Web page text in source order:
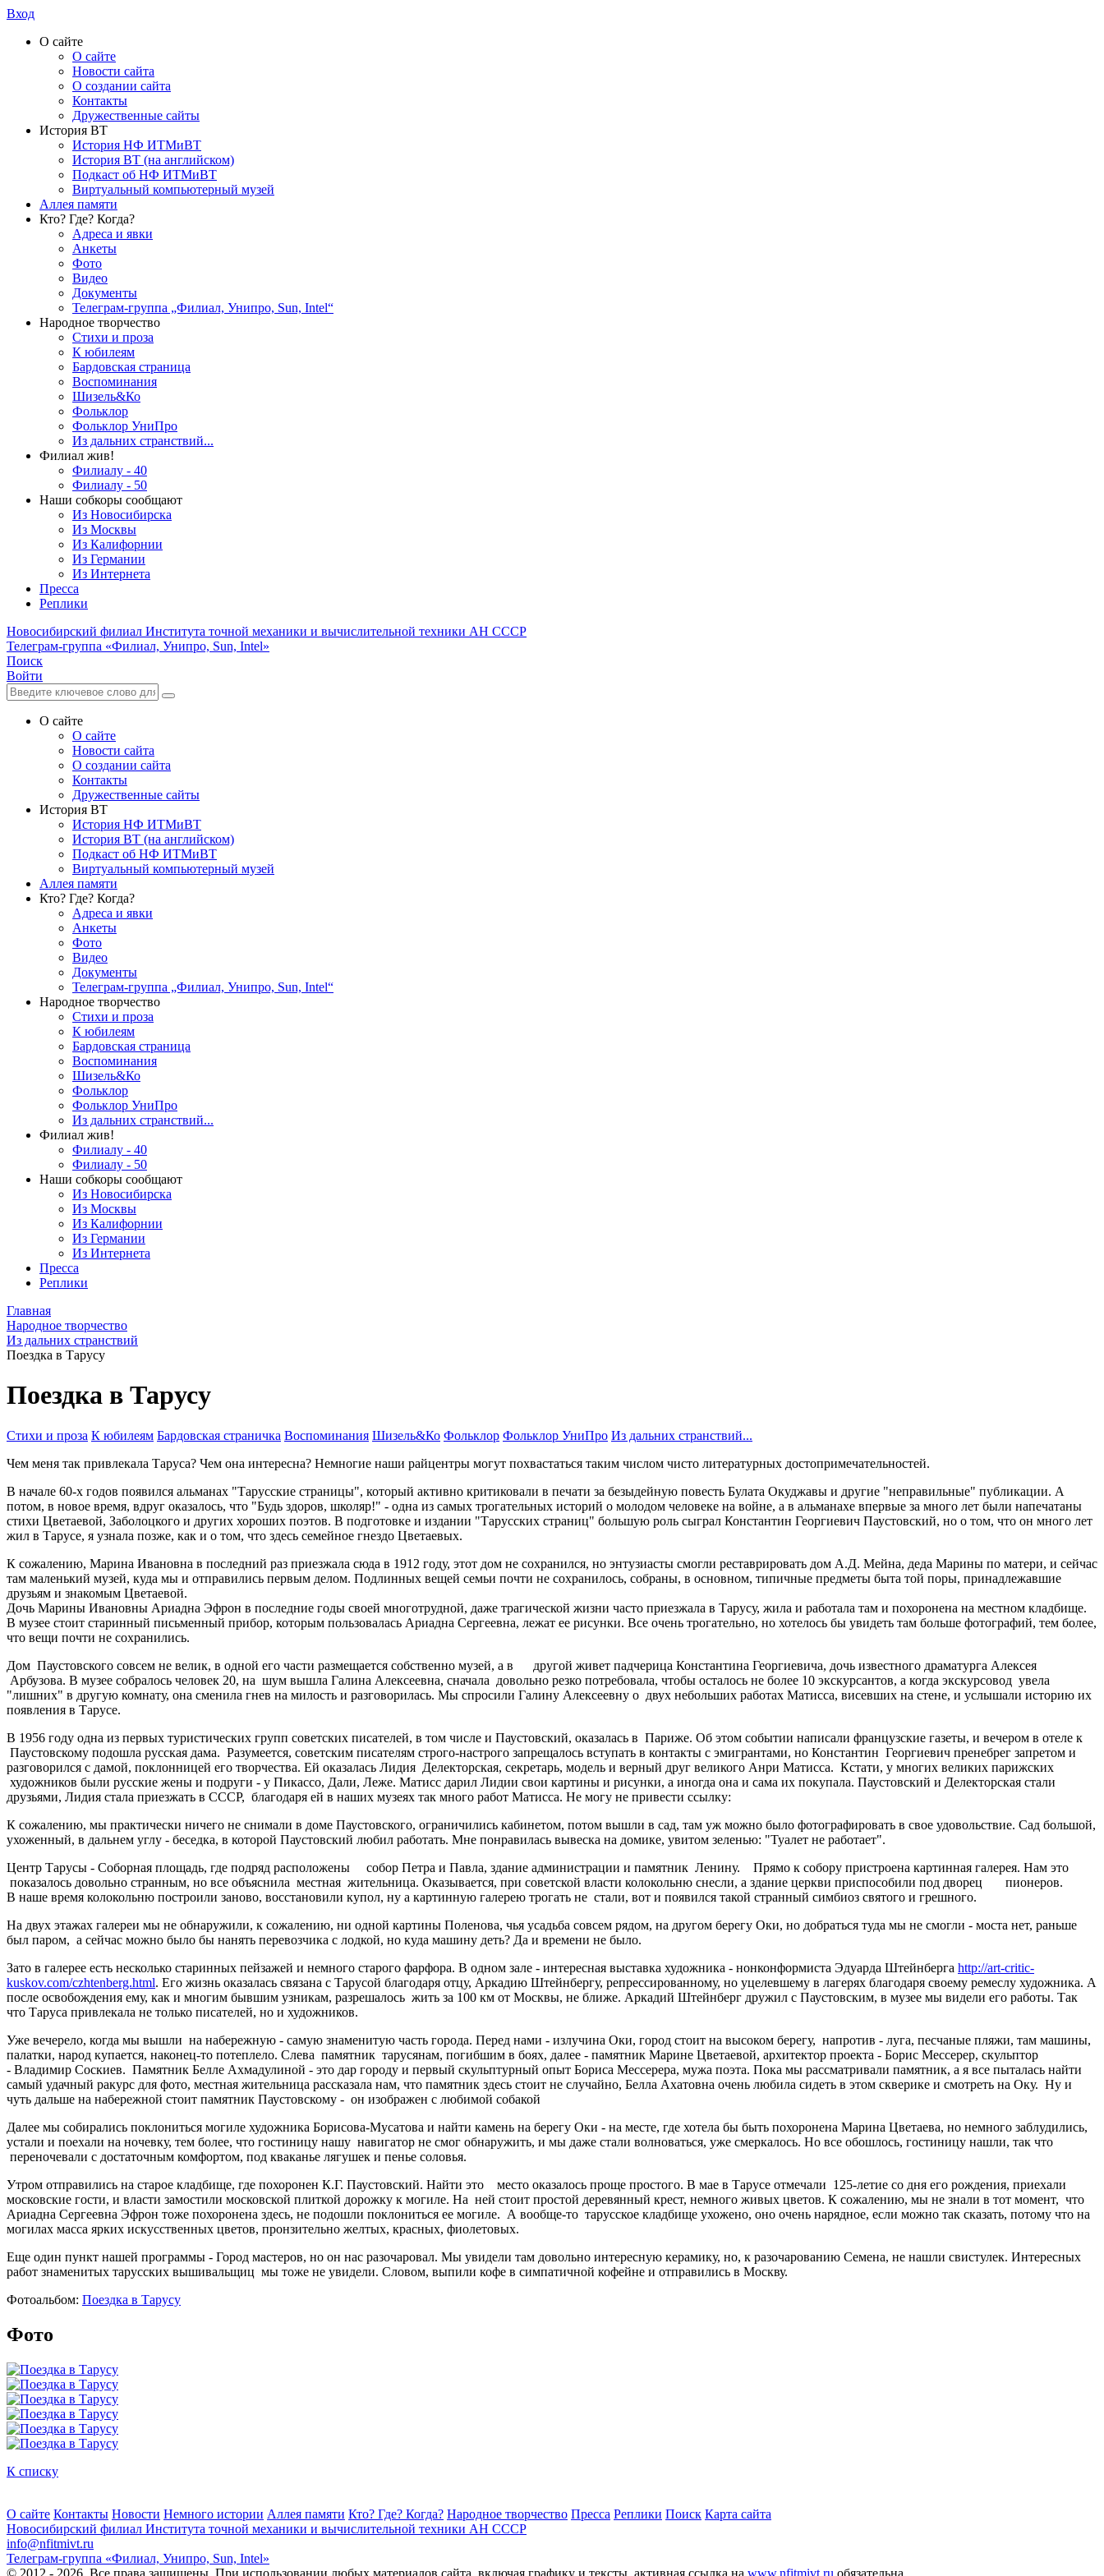
Вход
О сайте
О сайте
Новости сайта
О создании сайта
Контакты
Дружественные сайты
История ВТ
История НФ ИТМиВТ
История ВТ (на английском)
Подкаст об НФ ИТМиВТ
Виртуальный компьютерный музей
Аллея памяти
Кто? Где? Когда?
Адреса и явки
Анкеты
Фото
Видео
Документы
Телеграм-группа „Филиал, Унипро, Sun, Intel“
Народное творчество
Стихи и проза
К юбилеям
Бардовская страница
Воспоминания
Шизель&Ко
Фольклор
Фольклор УниПро
Из дальних странствий...
Филиал жив!
Филиалу - 40
Филиалу - 50
Наши собкоры сообщают
Из Новосибирска
Из Москвы
Из Калифорнии
Из Германии
Из Интернета
Пресса
Реплики
Новосибирский филиал Института точной механики и вычислительной техники АН СССР
Телеграм-группа «Филиал, Унипро, Sun, Intel»
Поиск
Войти
О сайте
О сайте
Новости сайта
О создании сайта
Контакты
Дружественные сайты
История ВТ
История НФ ИТМиВТ
История ВТ (на английском)
Подкаст об НФ ИТМиВТ
Виртуальный компьютерный музей
Аллея памяти
Кто? Где? Когда?
Адреса и явки
Анкеты
Фото
Видео
Документы
Телеграм-группа „Филиал, Унипро, Sun, Intel“
Народное творчество
Стихи и проза
К юбилеям
Бардовская страница
Воспоминания
Шизель&Ко
Фольклор
Фольклор УниПро
Из дальних странствий...
Филиал жив!
Филиалу - 40
Филиалу - 50
Наши собкоры сообщают
Из Новосибирска
Из Москвы
Из Калифорнии
Из Германии
Из Интернета
Пресса
Реплики
Главная
Народное творчество
Из дальних странствий
Поездка в Тарусу
Поездка в Тарусу
Стихи и проза К юбилеям Бардовская страничка Воспоминания Шизель&Ко Фольклор Фольклор УниПро Из дальних странствий...
Чем меня так привлекала Таруса? Чем она интересна? Немногие наши райцентры могут похвастаться таким числом чисто литературных достопримечательностей.
В начале 60-х годов появился альманах "Тарусские страницы", который активно критиковали в печати за безыдейную повесть Булата Окуджавы и другие "неправильные" публикации. А
потом, в новое время, вдруг оказалось, что "Будь здоров, школяр!" - одна из самых трогательных историй о молодом человеке на войне, а в альманахе впервые за много лет были напечатаны
стихи Цветаевой, Заболоцкого и других хороших поэтов. В подготовке и издании "Тарусских страниц" большую роль сыграл Константин Георгиевич Паустовский, но о том, что он много лет
жил в Тарусе, я узнала позже, как и о том, что здесь семейное гнездо Цветаевых.
К сожалению, Марина Ивановна в последний раз приезжала сюда в 1912 году, этот дом не сохранился, но энтузиасты смогли реставрировать дом А.Д. Мейна, деда Марины по матери, и сейчас
там маленький музей, куда мы и отправились первым делом. Подлинных вещей семьи почти не сохранилось, собраны, в основном, типичные предметы быта той поры, принадлежавшие
друзьям и знакомым Цветаевой.
Дочь Марины Ивановны Ариадна Эфрон в последние годы своей многотрудной, даже трагической жизни часто приезжала в Тарусу, жила и работала там и похоронена на местном кладбище.
В музее стоит старинный письменный прибор, которым пользовалась Ариадна Сергеевна, лежат ее рисунки. Все очень трогательно, но хотелось бы увидеть там больше фотографий, тем более,
что вещи почти не сохранились.
Дом Паустовского совсем не велик, в одной его части размещается собственно музей, а в другой живет падчерица Константина Георгиевича, дочь известного драматурга Алексея
Арбузова. В музее собралось человек 20, на шум вышла Галина Алексеевна, сначала довольно резко потребовала, чтобы осталось не более 10 экскурсантов, а когда экскурсовод увела
"лишних" в другую комнату, она сменила гнев на милость и разговорилась. Мы спросили Галину Алексеевну о двух небольших работах Матисса, висевших на стене, и услышали историю их
появления в Тарусе.
В 1956 году одна из первых туристических групп советских писателей, в том числе и Паустовский, оказалась в Париже. Об этом событии написали французские газеты, и вечером в отеле к
Паустовскому подошла русская дама. Разумеется, советским писателям строго-настрого запрещалось вступать в контакты с эмигрантами, но Константин Георгиевич пренебрег запретом и
разговорился с дамой, поклонницей его творчества. Ей оказалась Лидия Делекторская, секретарь, модель и верный друг великого Анри Матисса. Кстати, у многих великих парижских
художников были русские жены и подруги - у Пикассо, Дали, Леже. Матисс дарил Лидии свои картины и рисунки, а иногда она и сама их покупала. Паустовский и Делекторская стали
друзьями, Лидия стала приезжать в СССР, благодаря ей в наших музеях так много работ Матисса. Не могу не привести ссылку:
К сожалению, мы практически ничего не снимали в доме Паустовского, ограничились кабинетом, потом вышли в сад, там уж можно было фотографировать в свое удовольствие. Сад большой,
ухоженный, в дальнем углу - беседка, в которой Паустовский любил работать. Мне понравилась вывеска на домике, увитом зеленью: "Туалет не работает".
Центр Тарусы - Соборная площадь, где подряд расположены собор Петра и Павла, здание администрации и памятник Ленину. Прямо к собору пристроена картинная галерея. Нам это
показалось довольно странным, но все объяснила местная жительница. Оказывается, при советской власти колокольню снесли, а здание церкви приспособили под дворец пионеров.
В наше время колокольню построили заново, восстановили купол, ну а картинную галерею трогать не стали, вот и появился такой странный симбиоз святого и грешного.
На двух этажах галереи мы не обнаружили, к сожалению, ни одной картины Поленова, чья усадьба совсем рядом, на другом берегу Оки, но добраться туда мы не смогли - моста нет, раньше
был паром, а сейчас можно было бы нанять перевозчика с лодкой, но куда машину деть? Да и времени не было.
Зато в галерее есть несколько старинных пейзажей и немного старого фарфора. В одном зале - интересная выставка художника - нонконформиста Эдуарда Штейнберга http://art-critic-
kuskov.com/czhtenberg.html. Его жизнь оказалась связана с Тарусой благодаря отцу, Аркадию Штейнбергу, репрессированному, но уцелевшему в лагерях благодаря своему ремеслу художника. А
после освобождения ему, как и многим бывшим узникам, разрешалось жить за 100 км от Москвы, не ближе. Аркадий Штейнберг дружил с Паустовским, в музее мы видели его работы. Так
что Таруса привлекала не только писателей, но и художников.
Уже вечерело, когда мы вышли на набережную - самую знаменитую часть города. Перед нами - излучина Оки, город стоит на высоком берегу, напротив - луга, песчаные пляжи, там машины,
палатки, народ купается, наконец-то потеплело. Слева памятник тарусянам, погибшим в боях, далее - памятник Марине Цветаевой, архитектор проекта - Борис Мессерер, скульптор
- Владимир Соскиев. Памятник Белле Ахмадулиной - это дар городу и первый скульптурный опыт Бориса Мессерера, мужа поэта. Пока мы рассматривали памятник, а я все пыталась найти
самый удачный ракурс для фото, местная жительница рассказала нам, что памятник здесь стоит не случайно, Белла Ахатовна очень любила сидеть в этом скверике и смотреть на Оку. Ну и
чуть дальше на набережной стоит памятник Паустовскому - он изображен с любимой собакой
Далее мы собирались поклониться могиле художника Борисова-Мусатова и найти камень на берегу Оки - на месте, где хотела бы быть похоронена Марина Цветаева, но немного заблудились,
устали и поехали на ночевку, тем более, что гостиницу нашу навигатор не смог обнаружить, и мы даже стали волноваться, уже смеркалось. Но все обошлось, гостиницу нашли, так что
переночевали с достаточным комфортом, под кваканье лягушек и пенье соловья.
Утром отправились на старое кладбище, где похоронен К.Г. Паустовский. Найти это место оказалось проще простого. В мае в Тарусе отмечали 125-летие со дня его рождения, приехали
московские гости, и власти замостили московской плиткой дорожку к могиле. На ней стоит простой деревянный крест, немного живых цветов. К сожалению, мы не знали в тот момент, что
Ариадна Сергеевна Эфрон тоже похоронена здесь, не подошли поклониться ее могиле. А вообще-то тарусское кладбище ухожено, оно очень нарядное, если можно так сказать, потому что на
могилах масса ярких искусственных цветов, пронзительно желтых, красных, фиолетовых.
Еще один пункт нашей программы - Город мастеров, но он нас разочаровал. Мы увидели там довольно интересную керамику, но, к разочарованию Семена, не нашли свистулек. Интересных
работ знаменитых тарусских вышивальщиц мы тоже не увидели. Словом, выпили кофе в симпатичной кофейне и отправились в Москву.
Фотоальбом: Поездка в Тарусу
Фото
К списку
О сайте Контакты Новости Немного истории Аллея памяти Кто? Где? Когда? Народное творчество Пресса Реплики Поиск Карта сайта
Новосибирский филиал Института точной механики и вычислительной техники АН СССР
info@nfitmivt.ru
Телеграм-группа «Филиал, Унипро, Sun, Intel»
© 2012 - 2026. Все права защищены. При использовании любых материалов сайта, включая графику и тексты, активная ссылка на www.nfitmivt.ru обязательна.